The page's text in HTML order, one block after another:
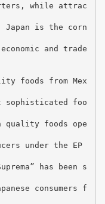
while attrac
Japan is the corn
and trade
foods from Mex
sophisticated foo
quality foods ope
under the EP
has been s
consumers f